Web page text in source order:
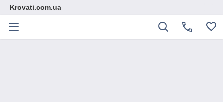
Krovati.com.ua